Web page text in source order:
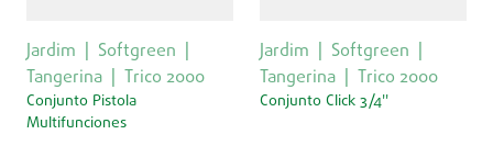
Jardim
Softgreen
Tangerina
Trico 2000
Conjunto Pistola
Multifunciones
Jardim
Softgreen
Tangerina
Trico 2000
Conjunto Click 3/4''